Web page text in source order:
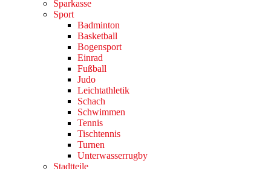
Sparkasse
Sport
Badminton
Basketball
Bogensport
Einrad
Fußball
Judo
Leichtathletik
Schach
Schwimmen
Tennis
Tischtennis
Turnen
Unterwasserrugby
Stadtteile